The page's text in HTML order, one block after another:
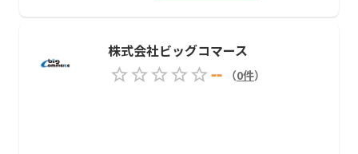
株式会社ビッグコマース
--
（0件）